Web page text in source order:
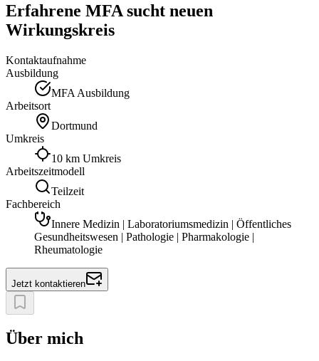
Erfahrene MFA sucht neuen
Wirkungskreis
Kontaktaufnahme
Ausbildung
MFA Ausbildung
Arbeitsort
Dortmund
Umkreis
10 km Umkreis
Arbeitszeitmodell
Teilzeit
Fachbereich
Innere Medizin | Laboratoriumsmedizin | Öffentliches
Gesundheitswesen | Pathologie | Pharmakologie |
Rheumatologie
Jetzt kontaktieren
Über mich